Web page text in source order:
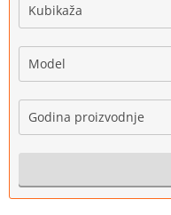
Kubikaža
Model
Godina proizvodnje